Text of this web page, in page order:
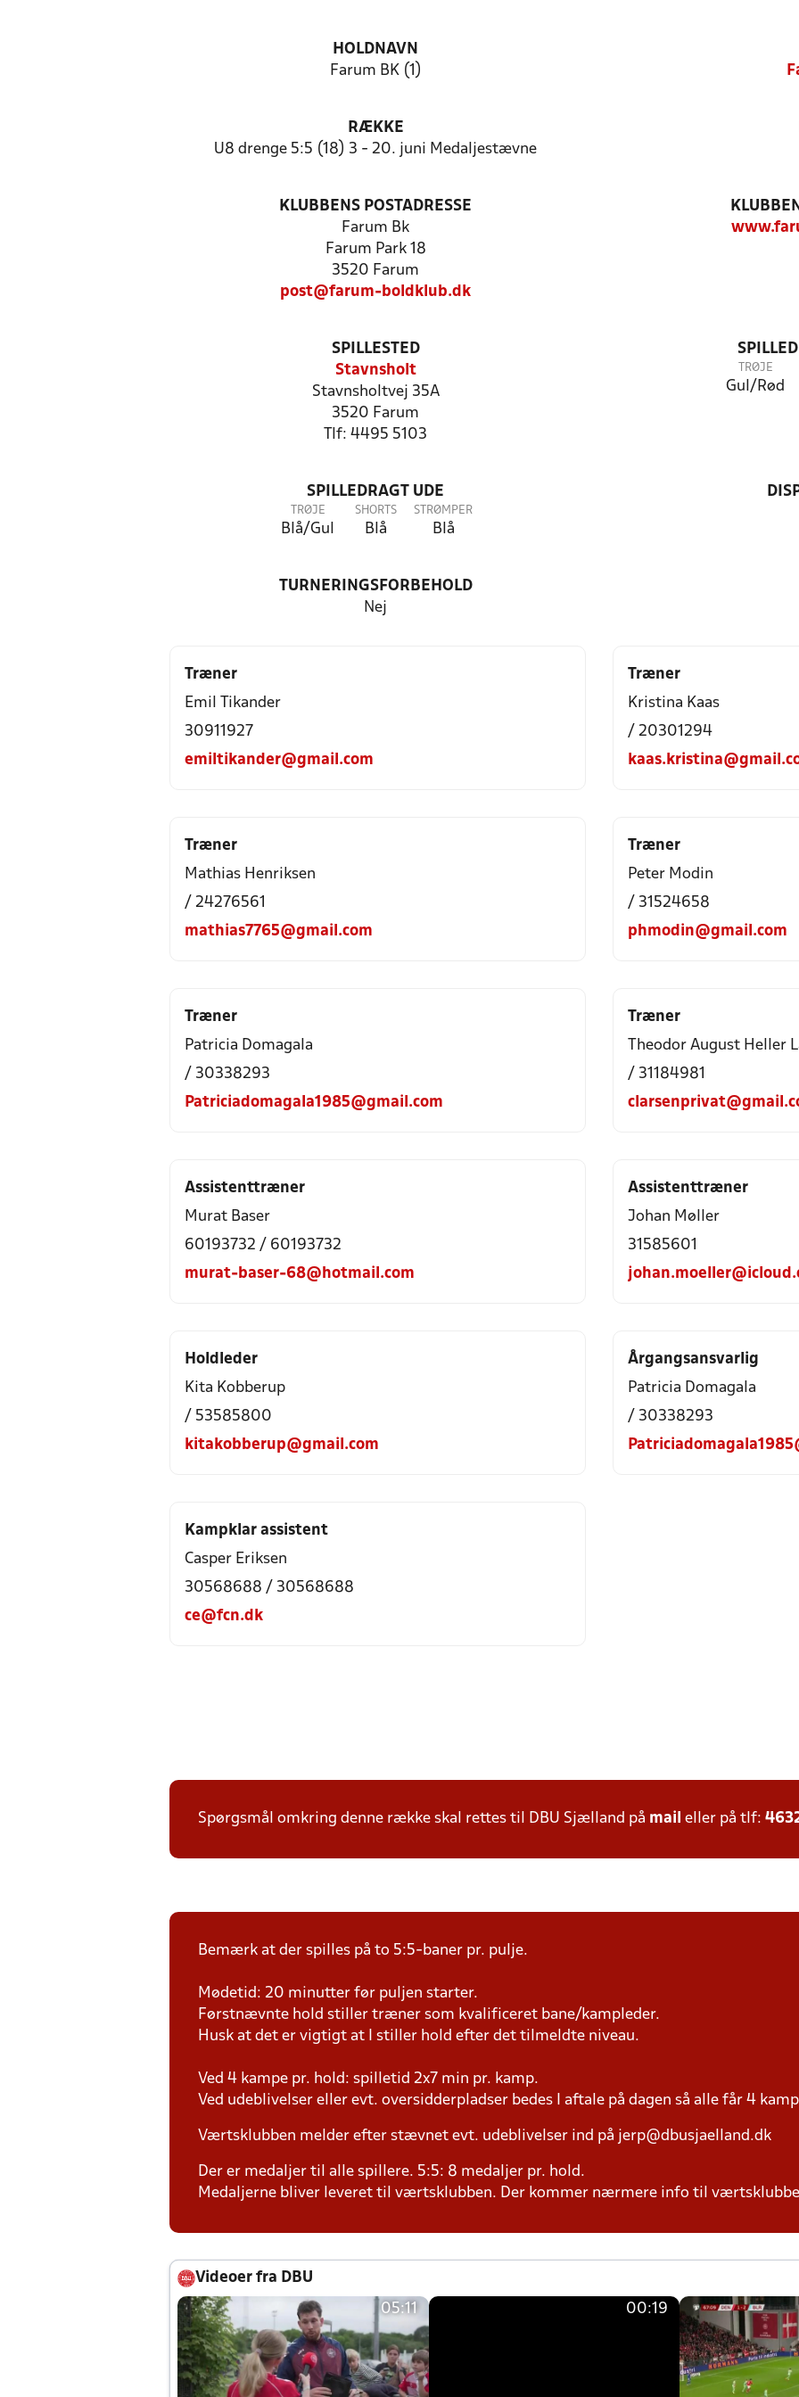
HOLDNAVN
Farum BK (1)
RÆKKE
U8 drenge 5:5 (18) 3 - 20. juni Medaljestævne
KLUBBENS POSTADRESSE
Farum Bk
Farum Park 18
3520 Farum
post@farum-boldklub.dk
SPILLESTED
Stavnsholt
Stavnsholtvej 35A
3520 Farum
Tlf: 4495 5103
TRØJE
Gul/Rød
SPILLEDRAGT UDE
TRØJE
Blå/Gul
SHORTS
Blå
STRØMPER
Blå
TURNERINGSFORBEHOLD
Nej
Træner
Emil Tikander
30911927
emiltikander@gmail.com
Træner
Kristina Kaas
/ 20301294
Træner
Mathias Henriksen
/ 24276561
mathias7765@gmail.com
Træner
Peter Modin
/ 31524658
phmodin@gmail.com
Træner
Patricia Domagala
/ 30338293
Patriciadomagala1985@gmail.com
Træner
Theodor August Heller
/ 31184981
Assistenttræner
Murat Baser
60193732 / 60193732
murat-baser-68@hotmail.com
Assistenttræner
Johan Møller
31585601
Holdleder
Kita Kobberup
/ 53585800
kitakobberup@gmail.com
Årgangsansvarlig
Patricia Domagala
/ 30338293
Kampklar assistent
Casper Eriksen
30568688 / 30568688
ce@fcn.dk
Spørgsmål omkring denne række skal rettes til DBU Sjælland på mail eller på tlf:
Bemærk at der spilles på to 5:5-baner pr. pulje.
Mødetid: 20 minutter før puljen starter.
Førstnævnte hold stiller træner som kvalificeret bane/kampleder.
Husk at det er vigtigt at I stiller hold efter det tilmeldte niveau.
Ved 4 kampe pr. hold: spilletid 2x7 min pr. kamp.
Ved udeblivelser eller evt. oversidderpladser bedes I aftale på dagen så alle får 4
Værtsklubben melder efter stævnet evt. udeblivelser ind på jerp@dbusjaelland.dk
Der er medaljer til alle spillere. 5:5: 8 medaljer pr. hold.
Medaljerne bliver leveret til værtsklubben. Der kommer nærmere info til
Videoer fra DBU
05:11 00:19